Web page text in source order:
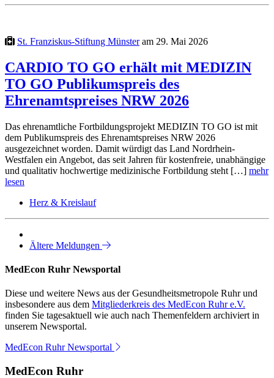
St. Franziskus-Stiftung Münsteram 29. Mai 2026
CARDIO TO GO erhält mit MEDIZIN
TO GO Publikumspreis des
Ehrenamtspreises NRW 2026
Das ehrenamtliche Fortbildungsprojekt MEDIZIN TO GO ist mit
dem Publikumspreis des Ehrenamtspreises NRW 2026
ausgezeichnet worden. Damit würdigt das Land Nordrhein-
Westfalen ein Angebot, das seit Jahren für kostenfreie, unabhängige
und qualitativ hochwertige medizinische Fortbildung steht […] mehr
lesen
Herz & Kreislauf
Ältere Meldungen
MedEcon Ruhr Newsportal
Diese und weitere News aus der Gesundheitsmetropole Ruhr und
insbesondere aus dem Mitgliederkreis des MedEcon Ruhr e.V.
finden Sie tagesaktuell wie auch nach Themenfeldern archiviert in
unserem Newsportal.
MedEcon Ruhr Newsportal
MedEcon Ruhr